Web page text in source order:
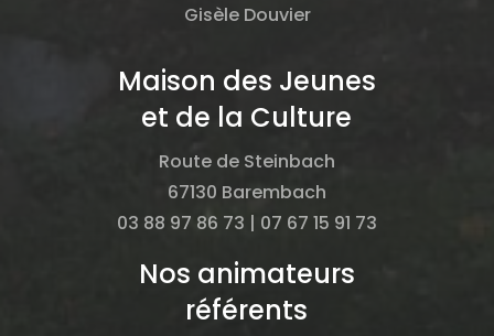
Gisèle Douvier
Maison des Jeunes
et de la Culture
Route de Steinbach
67130 Barembach
03 88 97 86 73 | 07 67 15 91 73
Nos animateurs
référents